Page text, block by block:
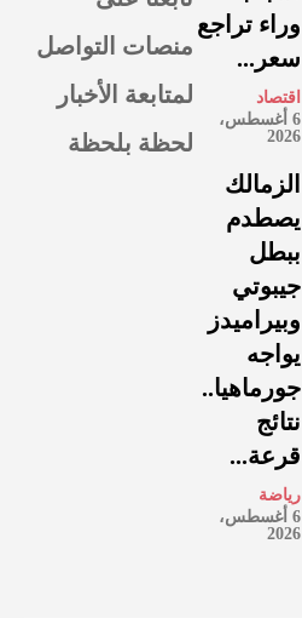
وراء تراجع
سعر...
اقتصاد
6 أغسطس،
2026
الزمالك
يصطدم
ببطل
جيبوتي
وبيراميدز
يواجه
جورماهيا..
نتائج
قرعة...
رياضة
6 أغسطس،
2026
منصات التواصل
لمتابعة الأخبار
لحظة بلحظة